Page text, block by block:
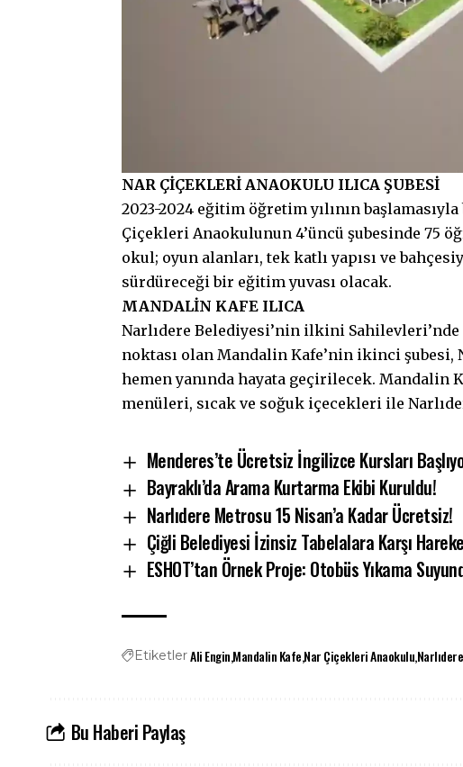
NAR ÇİÇEKLERİ ANAOKULU ILICA ŞUBESİ
2023-2024 eğitim öğretim yılının
Çiçekleri Anaokulunun 4’üncü şubesinde 75
okul; oyun alanları, tek katlı yapısı ve
sürdüreceği bir eğitim yuvası olacak.
MANDALİN KAFE ILICA
Narlıdere Belediyesi’nin ilkini
noktası olan Mandalin Kafe’nin ikinci
hemen yanında hayata geçirilecek. Mandalin
menüleri, sıcak ve soğuk içecekleri ile
Menderes’te Ücretsiz İngilizce Kursları
Bayraklı’da Arama Kurtarma Ekibi Kuruldu!
Narlıdere Metrosu 15 Nisan’a Kadar Ücretsiz!
Çiğli Belediyesi İzinsiz Tabelalara Karşı
ESHOT’tan Örnek Proje: Otobüs Yıkama
EtiketlerAli EnginMandalin KafeNar Çiçekleri Anaokulu
Bu Haberi Paylaş